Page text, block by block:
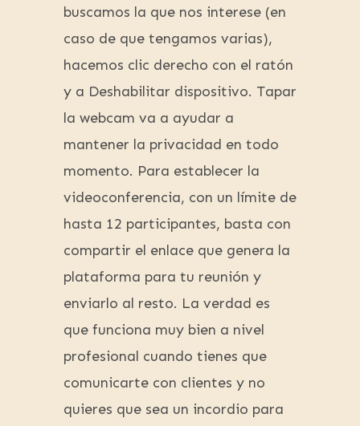
buscamos la que nos interese (en
caso de que tengamos varias),
hacemos clic derecho con el ratón
y a Deshabilitar dispositivo. Tapar
la webcam va a ayudar a
mantener la privacidad en todo
momento. Para establecer la
videoconferencia, con un límite de
hasta 12 participantes, basta con
compartir el enlace que genera la
plataforma para tu reunión y
enviarlo al resto. La verdad es
que funciona muy bien a nivel
profesional cuando tienes que
comunicarte con clientes y no
quieres que sea un incordio para